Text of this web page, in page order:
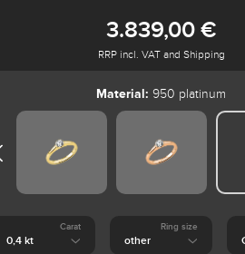
3.839,00 €
RRP incl. VAT and Shipping
Material: 950 platinum
Carat Ring size